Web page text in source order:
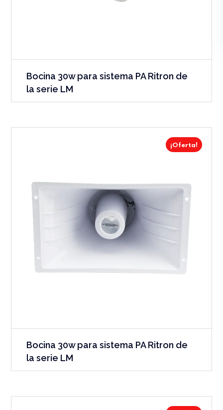
Bocina 30w para sistema PA Ritron de
la serie LM
¡Oferta!
Bocina 30w para sistema PA Ritron de
la serie LM